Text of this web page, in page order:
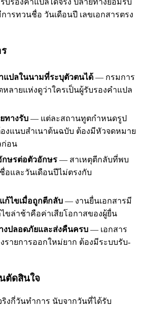
รองคำแปลได้จริง ปลายทางยอมรับ
รทวนชื่อ วันเดือนปี เลขเอกสารตรง
แปลในนามที่ระบุตัวตนได้ — กรมการ
ลายแห่งดูว่าใครเป็นผู้รับรองคำแปล
ทางรับ — แต่ละสถานทูตกำหนดรูป
งแนบสำเนาต้นฉบับ ต้องมีหัวจดหมาย
ก่อน
ษรต่อตัวอักษร — สาเหตุตีกลับที่พบ
และวันเดือนปีไม่ตรงกับ
ก้ไขเมื่อถูกตีกลับ — งานยื่นเอกสารมี
ขล่าช้าคือค่าเสียโอกาสของผู้ยื่น
งปลอดภัยและส่งคืนครบ — เอกสาร
รายการออกใหม่ยาก ต้องมีระบบรับ-
ตัดสินใจ
ริงกี่วันทำการ นับจากวันที่ได้รับ